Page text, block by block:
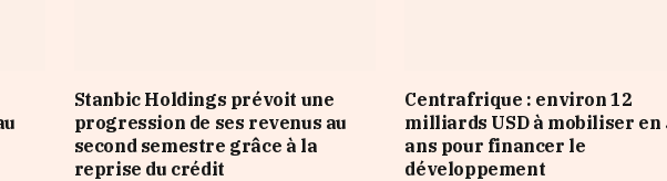
Stanbic Holdings prévoit une
progression de ses revenus au
second semestre grâce à la
reprise du crédit
Centrafrique : environ 12
milliards USD à mobiliser en
ans pour financer le
développement